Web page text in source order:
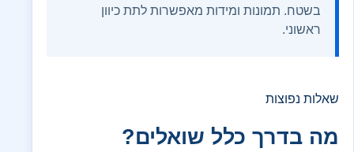
בשטח. תמונות ומידות מאפשרות לתת כיוון
ראשוני.
שאלות נפוצות
מה בדרך כלל שואלים?